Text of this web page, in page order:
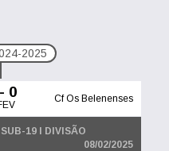
2025
0 Cf Os Belenenses
19 I DIVISÃO
08/02/2025